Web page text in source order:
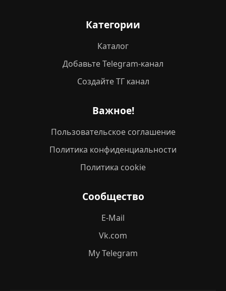
Категории
Каталог
Добавьте Telegram-канал
Создайте ТГ канал
Важное!
Пользовательское соглашение
Политика конфиденциальности
Политика cookie
Сообщество
E-Mail
Vk.com
My Telegram